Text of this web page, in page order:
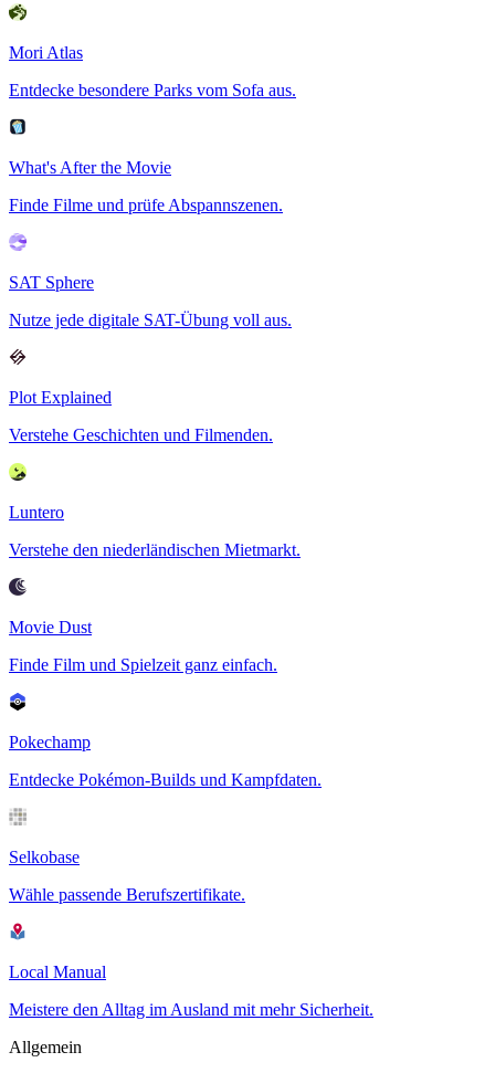
Mori Atlas
Entdecke besondere Parks vom Sofa aus.
What's After the Movie
Finde Filme und prüfe Abspannszenen.
SAT Sphere
Nutze jede digitale SAT-Übung voll aus.
Plot Explained
Verstehe Geschichten und Filmenden.
Luntero
Verstehe den niederländischen Mietmarkt.
Movie Dust
Finde Film und Spielzeit ganz einfach.
Pokechamp
Entdecke Pokémon-Builds und Kampfdaten.
Selkobase
Wähle passende Berufszertifikate.
Local Manual
Meistere den Alltag im Ausland mit mehr Sicherheit.
Allgemein